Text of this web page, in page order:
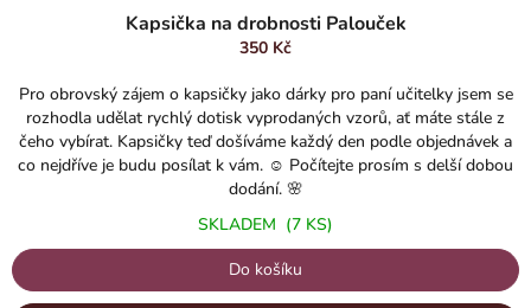
Kapsička na drobnosti Palouček
350 Kč
Pro obrovský zájem o kapsičky jako dárky pro paní učitelky jsem se
rozhodla udělat rychlý dotisk vyprodaných vzorů, ať máte stále z
čeho vybírat. Kapsičky teď došíváme každý den podle objednávek a
co nejdříve je budu posílat k vám. ☺️ Počítejte prosím s delší dobou
dodání. 🌸
SKLADEM (7 KS)
Do košíku